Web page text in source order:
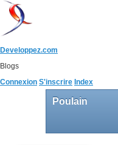
Developpez.com
Blogs
Connexion S'inscrire Index
Poulain